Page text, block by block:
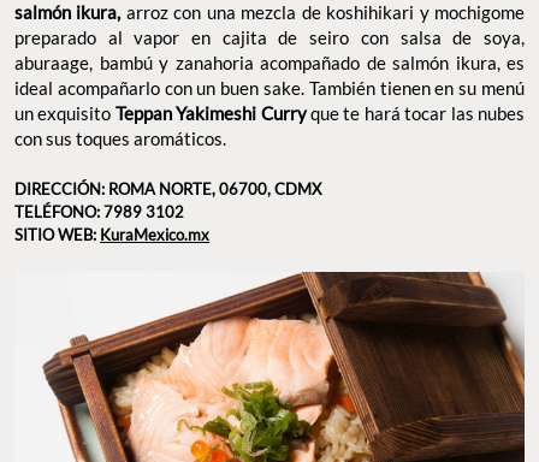
salmón ikura, arroz con una mezcla de koshihikari y mochigome
preparado al vapor en cajita de seiro con salsa de soya,
aburaage, bambú y zanahoria acompañado de salmón ikura, es
ideal acompañarlo con un buen sake. También tienen en su menú
un exquisito Teppan Yakimeshi Curryque te hará tocar las nubes
con sus toques aromáticos.
DIRECCIÓN: ROMA NORTE, 06700, CDMX
TELÉFONO: 7989 3102
SITIO WEB: KuraMexico.mx